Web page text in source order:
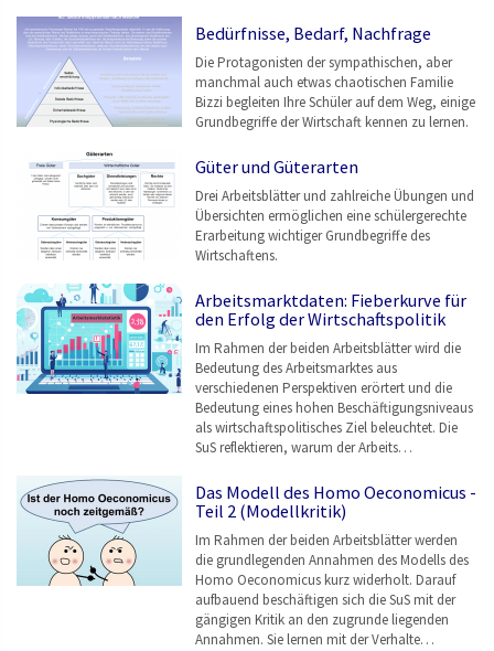
Bedürfnisse, Bedarf, Nachfrage
Die Protagonisten der sympathischen, aber
manchmal auch etwas chaotischen Familie
Bizzi begleiten Ihre Schüler auf dem Weg, einige
Grundbegriffe der Wirtschaft kennen zu lernen.
Güter und Güterarten
Drei Arbeitsblätter und zahlreiche Übungen und
Übersichten ermöglichen eine schülergerechte
Erarbeitung wichtiger Grundbegriffe des
Wirtschaftens.
Arbeitsmarktdaten: Fieberkurve für
den Erfolg der Wirtschaftspolitik
Im Rahmen der beiden Arbeitsblätter wird die
Bedeutung des Arbeitsmarktes aus
verschiedenen Perspektiven erörtert und die
Bedeutung eines hohen Beschäftigungsniveaus
als wirtschaftspolitisches Ziel beleuchtet. Die
SuS reflektieren, warum der Arbeits…
Das Modell des Homo Oeconomicus -
Teil 2 (Modellkritik)
Im Rahmen der beiden Arbeitsblätter werden
die grundlegenden Annahmen des Modells des
Homo Oeconomicus kurz widerholt. Darauf
aufbauend beschäftigen sich die SuS mit der
gängigen Kritik an den zugrunde liegenden
Annahmen. Sie lernen mit der Verhalte…